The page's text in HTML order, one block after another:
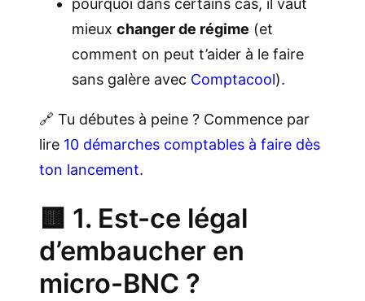
pourquoi dans certains cas, il vaut
mieux changer de régime (et
comment on peut t’aider à le faire
sans galère avec Comptacool).
🔗 Tu débutes à peine ? Commence par
lire 10 démarches comptables à faire dès
ton lancement.
🟨 1. Est-ce légal
d’embaucher en
micro-BNC ?